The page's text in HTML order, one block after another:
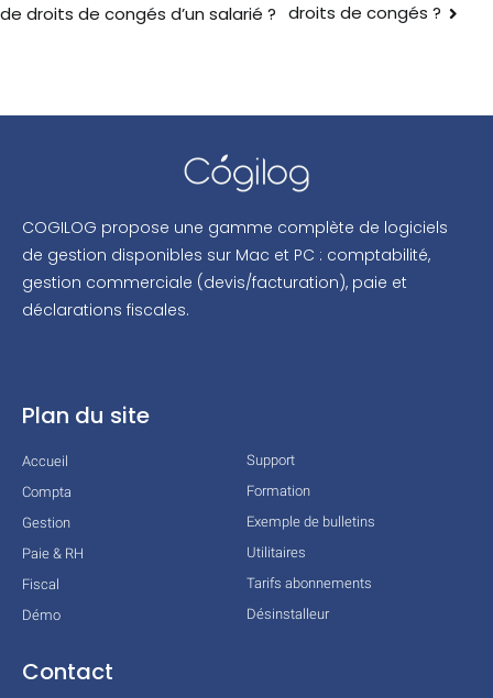
de droits de congés d’un salarié ? droits de congés ?
COGILOG propose une gamme complète de logiciels
de gestion disponibles sur Mac et PC : comptabilité,
gestion commerciale (devis/facturation), paie et
déclarations fiscales.
Plan du site
Accueil
Compta
Gestion
Paie & RH
Fiscal
Démo
Support
Formation
Exemple de bulletins
Utilitaires
Tarifs abonnements
Désinstalleur
Contact